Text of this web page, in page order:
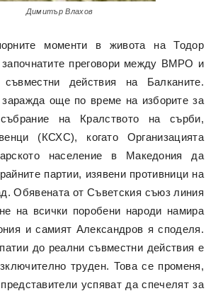
Димитър Влахов
моменти в живота на Тодор
преговори между ВМРО и
действия на Балканите.
още по време на изборите за
събрание на Кралството на сърби,
(КСХС), когато Организацията
население в Македония да
партии, изявени противници на
Обявената от Съветския съюз линия
на всички поробени народи намира
и самият Александров я споделя.
до реални съвместни действия е
труден. Това се променя,
представители успяват да спечелят за